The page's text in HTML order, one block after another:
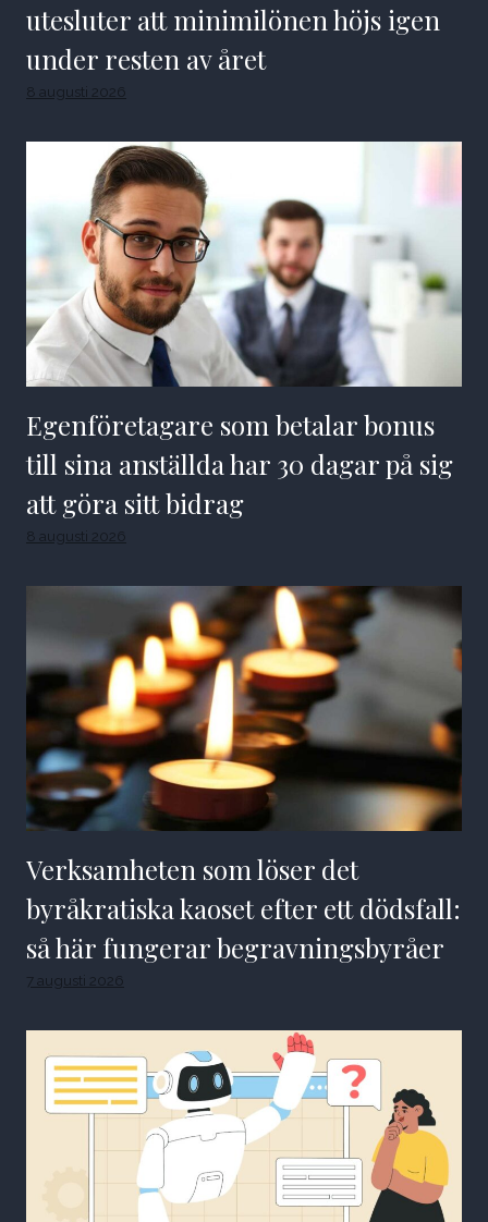
utesluter att minimilönen höjs igen
under resten av året
8 augusti 2026
Egenföretagare som betalar bonus
till sina anställda har 30 dagar på sig
att göra sitt bidrag
8 augusti 2026
Verksamheten som löser det
byråkratiska kaoset efter ett dödsfall:
så här fungerar begravningsbyråer
7 augusti 2026